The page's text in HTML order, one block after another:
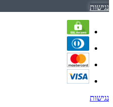
נגישות
נגישות